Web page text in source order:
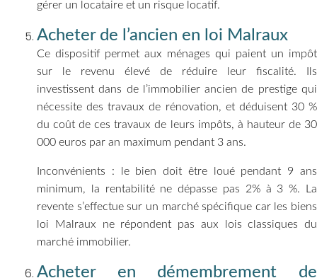
gérer un locataire et un risque locatif.
Acheter de l’ancien en loi Malraux
Ce dispositif permet aux ménages qui paient un impôt
sur le revenu élevé de réduire leur fiscalité. Ils
investissent dans de l’immobilier ancien de prestige qui
nécessite des travaux de rénovation, et déduisent 30 %
du coût de ces travaux de leurs impôts, à hauteur de 30
000 euros par an maximum pendant 3 ans.
Inconvénients : le bien doit être loué pendant 9 ans
minimum, la rentabilité ne dépasse pas 2% à 3 %. La
revente s’effectue sur un marché spécifique car les biens
loi Malraux ne répondent pas aux lois classiques du
marché immobilier.
Acheter en démembrement de